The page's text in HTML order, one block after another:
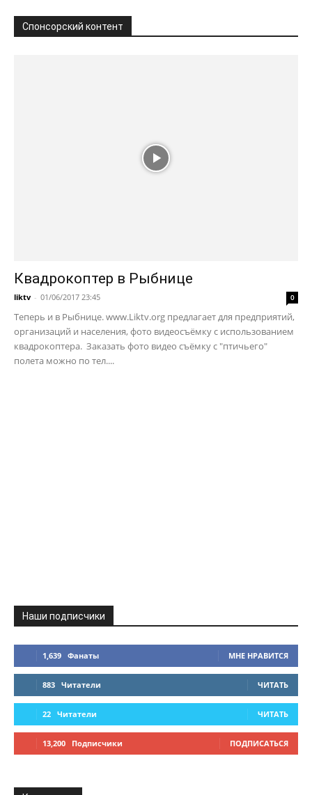
Спонсорский контент
Квадрокоптер в Рыбнице
liktv - 01/06/2017 23:45 0
Теперь и в Рыбнице. www.Liktv.org предлагает для предприятий,
организаций и населения, фото видеосъёмку с использованием
квадрокоптера. Заказать фото видео съёмку с "птичьего"
полета можно по тел....
Наши подписчики
1,639 Фанаты МНЕ НРАВИТСЯ
883 Читатели ЧИТАТЬ
22 Читатели ЧИТАТЬ
13,200 Подписчики ПОДПИСАТЬСЯ